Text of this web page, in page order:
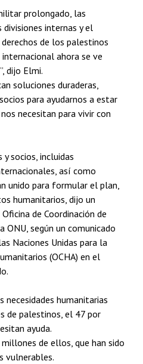
prolongado, las
divisiones internas y el
de los palestinos
ahora se ve
dijo Elmi.
soluciones duraderas,
para ayudarnos a estar
necesitan para vivir con
socios, incluidas
así como
unido para formular el plan,
humanitarios, dijo un
de Coordinación de
según un comunicado
Naciones Unidas para la
(OCHA) en el
humanitarias
de palestinos, el 47 por
ayuda.
de ellos, que han sido
vulnerables.